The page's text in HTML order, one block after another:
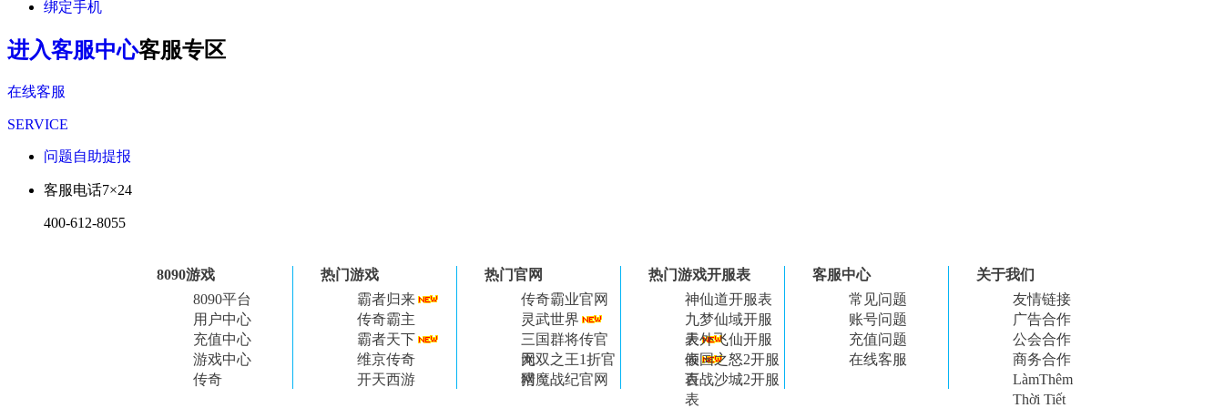
绑定手机
进入客服中心客服专区
在线客服
SERVICE
问题自助提报
客服电话7×24
400-612-8055
8090游戏
8090平台
用户中心
充值中心
游戏中心
传奇
热门游戏
霸者归来
传奇霸主
霸者天下
维京传奇
开天西游
热门官网
传奇霸业官网
灵武世界
三国群将传官
网
无双之王1折官
网
猎魔战纪官网
热门游戏开服表
神仙道开服表
九梦仙域开服
表
天外飞仙开服
表
倾国之怒2开服
表
百战沙城2开服
表
客服中心
常见问题
账号问题
充值问题
在线客服
关于我们
友情链接
广告合作
公会合作
商务合作
LàmThêm
Thời Tiết